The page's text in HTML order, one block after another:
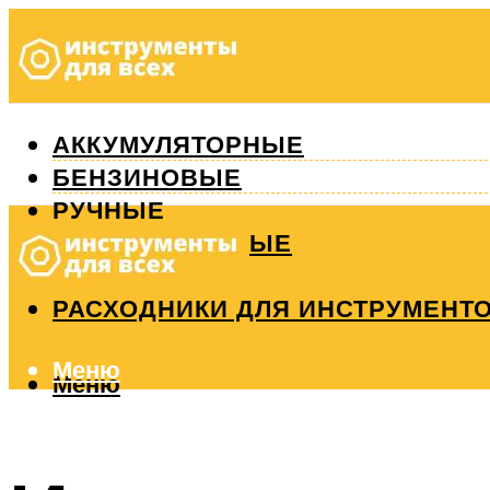
АККУМУЛЯТОРНЫЕ
БЕНЗИНОВЫЕ
РУЧНЫЕ
ИЗМЕРИТЕЛЬНЫЕ
РЕМОНТ
РАСХОДНИКИ ДЛЯ
Меню
Меню